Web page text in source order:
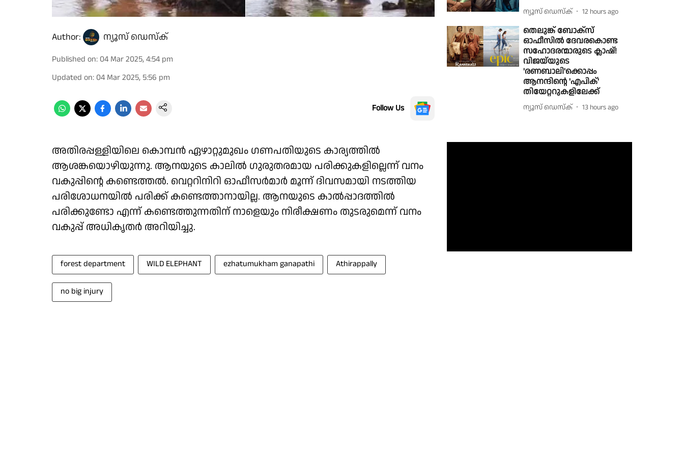
Author: ന്യൂസ് ഡെസ്ക്
Published on: 04 Mar 2025, 4:54 pm
Updated on: 04 Mar 2025, 5:56 pm
Follow Us
അതിരപ്പള്ളിയിലെ കൊമ്പൻ ഏഴാറ്റുമുഖം ഗണപതിയുടെ കാര്യത്തിൽ
ആശങ്കയൊഴിയുന്നു. ആനയുടെ കാലിൽ ഗുരുതരമായ പരിക്കുകളില്ലെന്ന് വനം
വകുപ്പിന്റെ കണ്ടെത്തൽ. വെറ്ററിനിറി ഓഫീസർമാർ മൂന്ന് ദിവസമായി നടത്തിയ
പരിശോധനയിൽ പരിക്ക് കണ്ടെത്താനായില്ല. ആനയുടെ കാൽപ്പാദത്തിൽ
പരിക്കുണ്ടോ എന്ന് കണ്ടെത്തുന്നതിന് നാളെയും നിരീക്ഷണം തുടരുമെന്ന് വനം
വകുപ്പ് അധികൃതർ അറിയിച്ചു.
forest department WILD ELEPHANT ezhatumukham ganapathi Athirappally
no big injury
ന്യൂസ് ഡെസ്ക് 12 hours ago
തെലുങ്ക് ബോക്സ്
ഓഫീസിൽ ദേവരകൊണ്ട
സഹോദരന്മാരുടെ ക്ലാഷ്!
വിജയ്‌യുടെ
'രണബാലി'ക്കൊപ്പം
ആനന്ദിന്റെ 'എപിക്'
തിയേറ്ററുകളിലേക്ക്
ന്യൂസ് ഡെസ്ക് 13 hours ago